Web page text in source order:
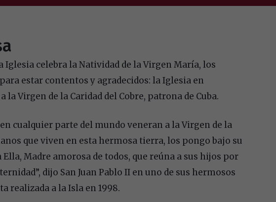
Iglesia celebra la Natividad de la Virgen María, los
estar contentos y agradecidos: la Iglesia en
Virgen de la Caridad del Cobre, patrona de Cuba.
cualquier parte del mundo veneran a la Virgen de la
que viven en esta hermosa tierra, los pongo bajo su
Madre amorosa de todos, que reúna a sus hijos por
dijo San Juan Pablo II en uno de sus hermosos
realizada a la Isla en 1998.